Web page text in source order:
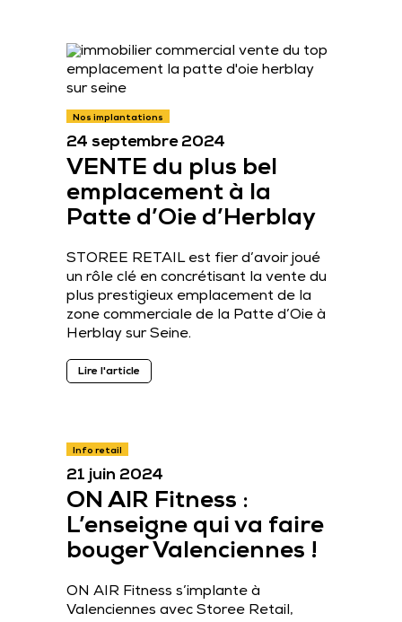
Nos implantations
24 septembre 2024
VENTE du plus bel
emplacement à la
Patte d’Oie d’Herblay
STOREE RETAIL est fier d’avoir joué
un rôle clé en concrétisant la vente du
plus prestigieux emplacement de la
zone commerciale de la Patte d’Oie à
Herblay sur Seine.
Lire l'article
Info retail
21 juin 2024
ON AIR Fitness :
L’enseigne qui va faire
bouger Valenciennes !
ON AIR Fitness s’implante à
Valenciennes avec Storee Retail,